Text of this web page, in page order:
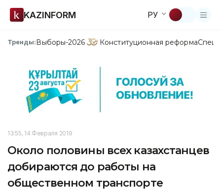
KAZINFORM РУ
Тренды:Выборы-2026 Конституционная реформа
13:55, 14 Февраля 2019
Около половины всех казахстанцев
добираются до работы на
общественном транспорте